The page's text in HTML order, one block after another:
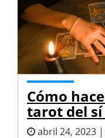
Cómo
tarot del sí
abril 24, 2023 |